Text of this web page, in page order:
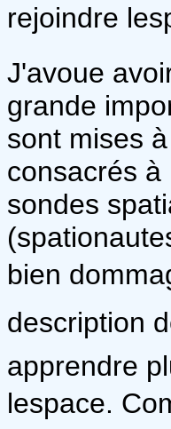
rejoindre
J'avoue
grande
sont mises
consacrés
sondes
bien
description
apprendre
lespace.